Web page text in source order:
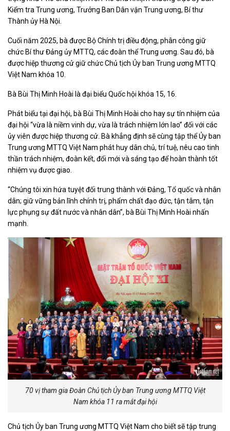
Kiểm tra Trung ương, Trưởng Ban Dân vận Trung ương, Bí thư
Thành ủy Hà Nội.
Cuối năm 2025, bà được Bộ Chính trị điều động, phân công giữ
chức Bí thư Đảng ủy MTTQ, các đoàn thể Trung ương. Sau đó, bà
được hiệp thương cử giữ chức Chủ tịch Ủy ban Trung ương MTTQ
Việt Nam khóa 10.
Bà Bùi Thị Minh Hoài là đại biểu Quốc hội khóa 15, 16.
Phát biểu tại đại hội, bà Bùi Thị Minh Hoài cho hay sự tín nhiệm của
đại hội “vừa là niềm vinh dự, vừa là trách nhiệm lớn lao” đối với các
ủy viên được hiệp thương cử. Bà khẳng định sẽ cùng tập thể Ủy ban
Trung ương MTTQ Việt Nam phát huy dân chủ, trí tuệ, nêu cao tinh
thần trách nhiệm, đoàn kết, đổi mới và sáng tạo để hoàn thành tốt
nhiệm vụ được giao.
“Chúng tôi xin hứa tuyệt đối trung thành với Đảng, Tổ quốc và nhân
dân; giữ vững bản lĩnh chính trị, phẩm chất đạo đức, tận tâm, tận
lực phụng sự đất nước và nhân dân”, bà Bùi Thị Minh Hoài nhấn
mạnh.
70 vị tham gia Đoàn Chủ tịch Ủy ban Trung ương MTTQ Việt
Nam khóa 11 ra mắt đại hội
Chủ tịch Ủy ban Trung ương MTTQ Việt Nam cho biết sẽ tập trung